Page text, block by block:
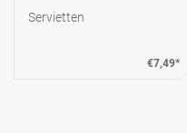
Servietten
€7,49*